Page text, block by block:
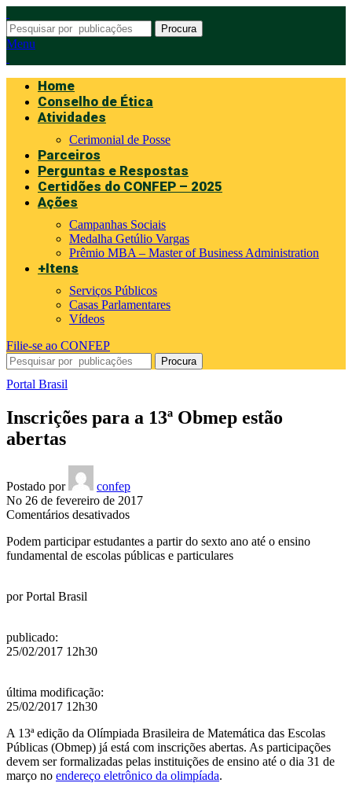
Procura
Menu
Home
Conselho de Ética
Atividades
Cerimonial de Posse
Parceiros
Perguntas e Respostas
Certidões do CONFEP – 2025
Ações
Campanhas Sociais
Medalha Getúlio Vargas
Prêmio MBA – Master of Business Administration
+Itens
Serviços Públicos
Casas Parlamentares
Vídeos
Filie-se ao CONFEP
Procura
Portal Brasil
Inscrições para a 13ª Obmep estão
abertas
Postado por
confep
No 26 de fevereiro de 2017
Comentários desativadosem
para
a
Podem participar estudantes a partir do sexto ano até o ensino
fundamental de escolas públicas e particulares
porPortal Brasil
publicado:
25/02/2017 12h30
última modificação:
25/02/2017 12h30
A 13ª edição da Olímpiada Brasileira de Matemática das Escolas
Públicas (Obmep) já está com inscrições abertas. As participações
devem ser formalizadas pelas instituições de ensino até o dia 31 de
março no endereço eletrônico da olimpíada.